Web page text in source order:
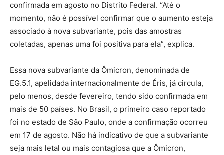
confirmada em agosto no Distrito Federal. “Até o
momento, não é possível confirmar que o aumento esteja
associado à nova subvariante, pois das amostras
coletadas, apenas uma foi positiva para ela”, explica.
Essa nova subvariante da Ômicron, denominada de
EG.5.1, apelidada internacionalmente de Éris, já circula,
pelo menos, desde fevereiro, tendo sido confirmada em
mais de 50 países. No Brasil, o primeiro caso reportado
foi no estado de São Paulo, onde a confirmação ocorreu
em 17 de agosto. Não há indicativo de que a subvariante
seja mais letal ou mais contagiosa que a Ômicron,